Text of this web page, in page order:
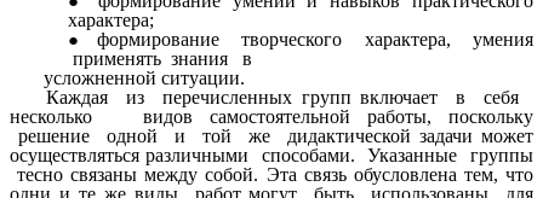
характера;
формирование творческого характера, умения
применять знания в
усложненной ситуации.
Каждая из перечисленных групп включает в себя
несколько видов самостоятельной работы, поскольку
решение одной и той же дидактической задачи может
осуществляться различными способами. Указанные группы
тесно связаны между собой. Эта связь обусловлена тем, что
одни и те же виды работ могут быть использованы для